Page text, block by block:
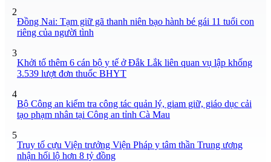
2
Đồng Nai: Tạm giữ gã thanh niên bạo hành bé gái 11 tuổi con
riêng của người tình
3
Khởi tố thêm 6 cán bộ y tế ở Đắk Lắk liên quan vụ lập khống
3.539 lượt đơn thuốc BHYT
4
Bộ Công an kiểm tra công tác quản lý, giam giữ, giáo dục cải
tạo phạm nhân tại Công an tỉnh Cà Mau
5
Truy tố cựu Viện trưởng Viện Pháp y tâm thần Trung ương
nhận hối lộ hơn 8 tỷ đồng